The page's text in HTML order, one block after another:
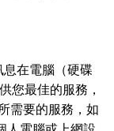
在電腦（硬碟
您最佳的服務，
需要的服務，如